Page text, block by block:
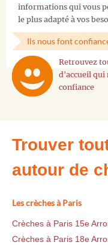
informations qui vous
le plus adapté à vos
Ils nous font
Retrouvez
d'accueil qui
confiance
Trouver
autour de
Les crèches à Paris
Crèches à Paris 15e
Crèches à Paris 18e